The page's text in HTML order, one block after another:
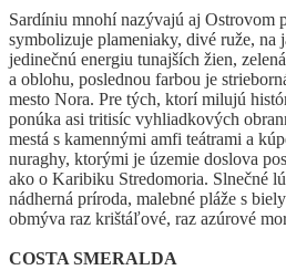
Sardíniu mnohí nazývajú aj Ostrovom
symbolizuje plameniaky, divé ruže, na
jedinečnú energiu tunajších žien,
a oblohu, poslednou farbou je
mesto Nora. Pre tých, ktorí milujú
ponúka asi tritisíc vyhliadkových
mestá s kamennými amfi teátrami a
nuraghy, ktorými je územie doslova
ako o Karibiku Stredomoria. Slnečné
nádherná príroda, malebné pláže s
obmýva raz krištáľové, raz azúrové
COSTA SMERALDA